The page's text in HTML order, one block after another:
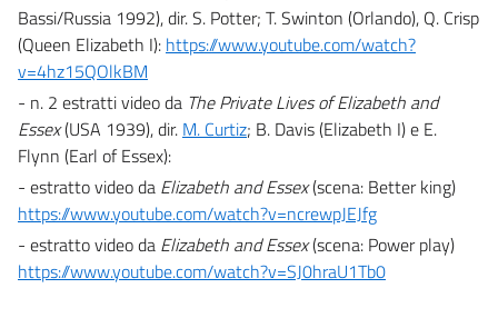
Bassi/Russia 1992), dir. S. Potter; T. Swinton (Orlando), Q. Crisp
(Queen Elizabeth I): https://www.youtube.com/watch?
v=4hz15QOlkBM
- n. 2 estratti video da The Private Lives of Elizabeth and
Essex(USA 1939), dir. M. Curtiz; B. Davis (Elizabeth I) e E.
Flynn (Earl of Essex):
- estratto video da Elizabeth and Essex(scena: Better king)
https://www.youtube.com/watch?v=ncrewpJEJfg
- estratto video da Elizabeth and Essex(scena: Power play)
https://www.youtube.com/watch?v=SJ0hraU1Tb0